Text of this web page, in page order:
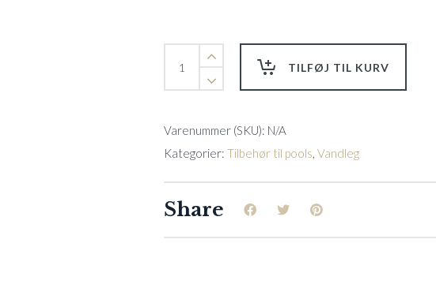
Astralpool
vandrutsjebane
TILFØJ TIL KURV
Varenummer (SKU): N/A
Kategorier: Tilbehør til pools, Vandleg
Share